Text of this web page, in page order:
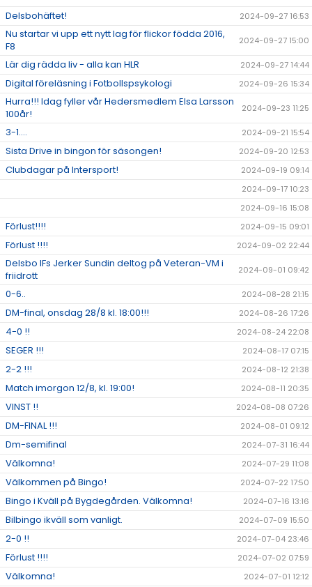
Delsbohäftet! 2024-09-27 16:53
Nu startar vi upp ett nytt lag för flickor födda 2016,
F8
2024-09-27 15:00
Lär dig rädda liv - alla kan HLR 2024-09-27 14:44
Digital föreläsning i Fotbollspsykologi 2024-09-26 15:34
Hurra!!! Idag fyller vår Hedersmedlem Elsa Larsson
100år!
2024-09-23 11:25
3-1.... 2024-09-21 15:54
Sista Drive in bingon för säsongen! 2024-09-20 12:53
Clubdagar på Intersport!
2024-09-19 09:14
2024-09-17 10:23
2024-09-16 15:08
Förlust!!!! 2024-09-15 09:01
Förlust !!!! 2024-09-02 22:44
Delsbo IFs Jerker Sundin deltog på Veteran-VM i
friidrott
2024-09-01 09:42
0-6.. 2024-08-28 21:15
DM-final, onsdag 28/8 kl. 18:00!!! 2024-08-26 17:26
4-0 !! 2024-08-24 22:08
SEGER !!! 2024-08-17 07:15
2-2 !!! 2024-08-12 21:38
Match imorgon 12/8, kl. 19:00! 2024-08-11 20:35
VINST !! 2024-08-08 07:26
DM-FINAL !!! 2024-08-01 09:12
Dm-semifinal 2024-07-31 16:44
Välkomna! 2024-07-29 11:08
Välkommen på Bingo! 2024-07-22 17:50
Bingo i Kväll på Bygdegården. Välkomna! 2024-07-16 13:16
Bilbingo ikväll som vanligt. 2024-07-09 15:50
2-0 !! 2024-07-04 23:46
Förlust !!!! 2024-07-02 07:59
Välkomna! 2024-07-01 12:12